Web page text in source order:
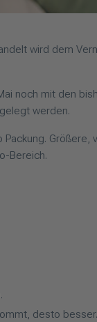
wird dem
noch mit den
werden.
Größere,
Bereich.
desto